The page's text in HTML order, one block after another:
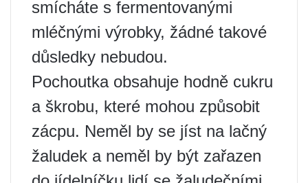
smícháte s fermentovanými
mléčnými výrobky, žádné takové
důsledky nebudou.
Pochoutka obsahuje hodně cukru
a škrobu, které mohou způsobit
zácpu. Neměl by se jíst na lačný
žaludek a neměl by být zařazen